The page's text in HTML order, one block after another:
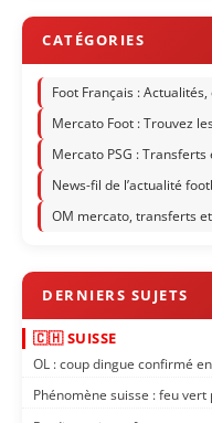
Foot Français :
Mercato Foot : Trouvez
Mercato PSG :
News-fil de l’actualité
OM mercato, transferts
🇨🇭 SUISSE
OL : coup dingue confirmé
Phénomène suisse : feu vert